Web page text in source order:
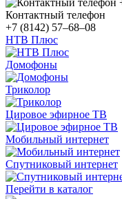
Контактный телефон
+7 (8142) 57–68–08
НТВ Плюс
Домофоны
Триколор
Цировое эфирное ТВ
Мобильный интернет
Спутниковый интернет
Перейти в каталог